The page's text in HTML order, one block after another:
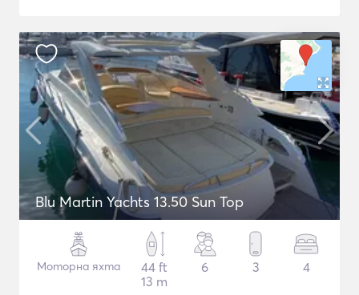
Blu Martin Yachts 13.50 Sun Top
Моторна яхта
44 ft
13 m
6 3 4